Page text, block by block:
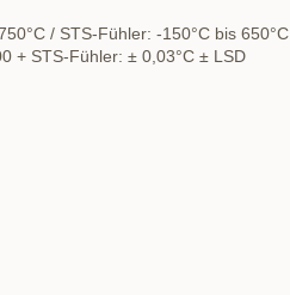
/ STS-Fühler: -150°C bis 650°C
+ STS-Fühler: ± 0,03°C ± LSD